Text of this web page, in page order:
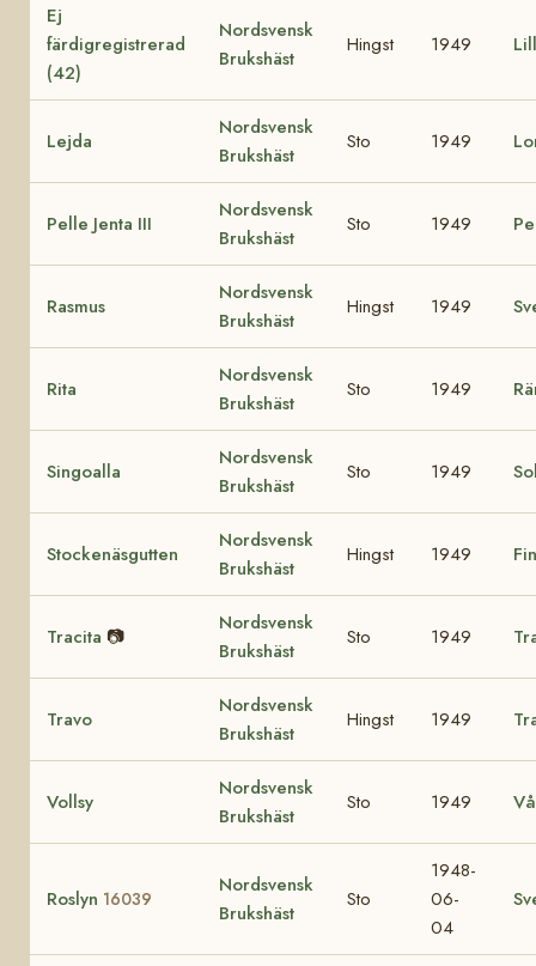
Ej
färdigregistrerad
(42)
Nordsvensk
Brukshäst
Hingst 1949
Lejda
Nordsvensk
Brukshäst
Sto 1949
Pelle Jenta III
Nordsvensk
Brukshäst
Sto 1949
Rasmus
Nordsvensk
Brukshäst
Hingst 1949
Rita
Nordsvensk
Brukshäst
Sto 1949
Singoalla
Nordsvensk
Brukshäst
Sto 1949
Stockenäsgutten
Nordsvensk
Brukshäst
Hingst 1949
Tracita 📷
Nordsvensk
Brukshäst
Sto 1949
Travo
Nordsvensk
Brukshäst
Hingst 1949
Vollsy
Nordsvensk
Brukshäst
Sto 1949
Roslyn 16039
Nordsvensk
Brukshäst
Sto
1948-
06-
04